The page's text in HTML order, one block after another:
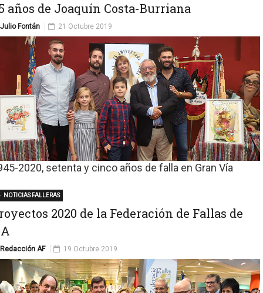
años de Joaquín Costa-Burriana
Julio Fontán 21 Octubre 2019
2020, setenta y cinco años de falla en Gran Vía
2020 de la Federación de Fallas de
Redacción AF
NOTICIAS FALLERAS
19 Octubre 2019